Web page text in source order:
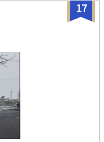
の彼方ー死ぬことが許され
でなお、生きる理由はある
まり今いずこ～初恋の女神
るんだが？～』 ＼新作ス
インテグラル・スター ～
出身俳優Ωでした～ こちら
17